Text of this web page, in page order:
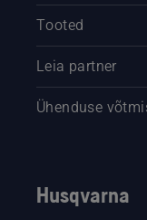
Tooted
Leia partner
Ühenduse
Husqvarna